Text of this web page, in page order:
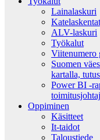
Lainalaskuri
ALV-laskuri
Työkalut
Viitenumero
Suomen
kartalla,
Power BI -
Oppiminen
Käsitteet
It-taidot
Taloustiede